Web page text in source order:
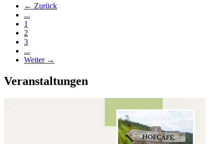
← Zurück
...
1
2
3
...
Weiter →
Veranstaltungen